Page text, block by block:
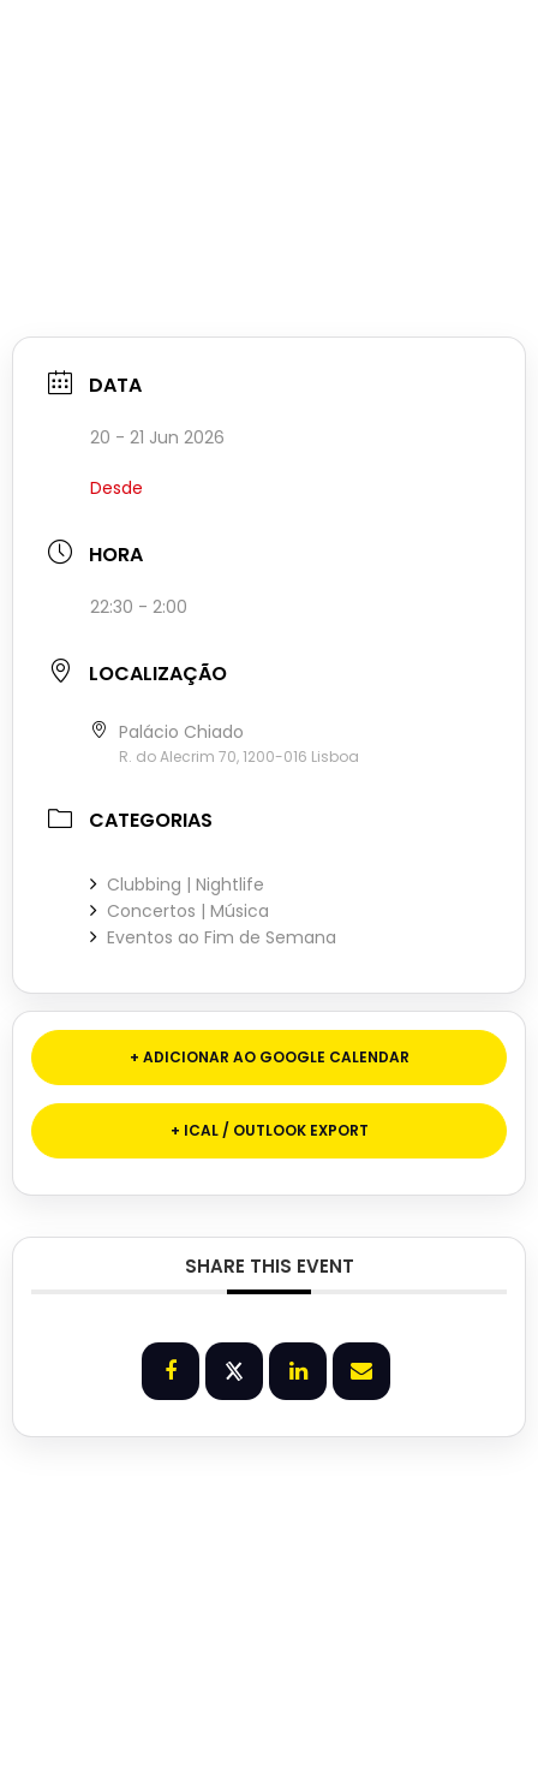
DATA
20 - 21 Jun 2026
Desde
HORA
22:30 - 2:00
LOCALIZAÇÃO
Palácio Chiado
R. do Alecrim 70, 1200-016 Lisboa
CATEGORIAS
Clubbing | Nightlife
Concertos | Música
Eventos ao Fim de Semana
+ ADICIONAR AO GOOGLE CALENDAR
+ ICAL / OUTLOOK EXPORT
SHARE THIS EVENT